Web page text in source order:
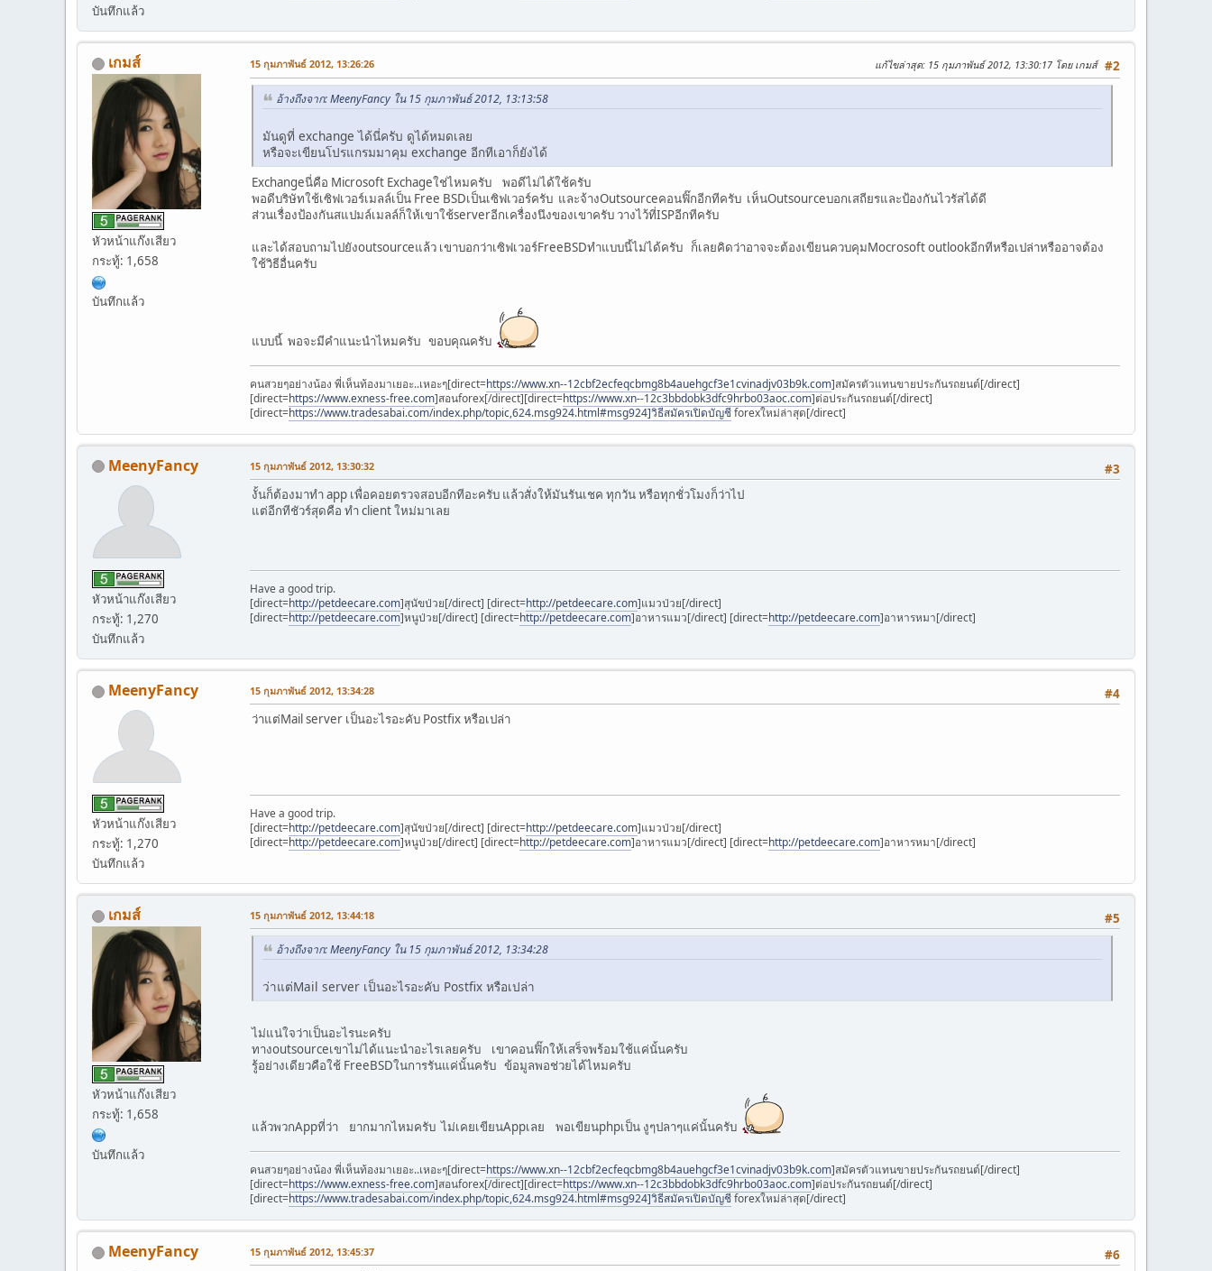
บันทึกแล้ว
เกมส์
หัวหน้าแก๊งเสียว
กระทู้: 1,658
บันทึกแล้ว
#2
15 กุมภาพันธ์ 2012, 13:26:26 แก้ไขล่าสุด: 15 กุมภาพันธ์ 2012, 13:30:17 โดย เกมส์
อ้างถึงจาก: MeenyFancy ใน 15 กุมภาพันธ์ 2012, 13:13:58
มันดูที่ exchange ได้นี่ครับ ดูได้หมดเลย
หรือจะเขียนโปรแกรมมาคุม exchange อีกทีเอาก็ยังได้
Exchangeนี่คือ Microsoft Exchageใช่ไหมครับ พอดีไม่ได้ใช้ครับ
พอดีบริษัทใช้เซิฟเวอร์เมลล์เป็น Free BSDเป็นเซิฟเวอร์ครับ และจ้างOutsourceคอนฟิ๊กอีกทีครับ เห็นOutsourceบอกเสถียรและป้องกันไวรัสได้ดี
ส่วนเรื่องป้องกันสแปมล์เมลล์ก็ให้เขาใช้serverอีกเครื่องนึงของเขาครับ วางไว้ที่ISPอีกทีครับ
และได้สอบถามไปยังoutsourceแล้ว เขาบอกว่าเซิฟเวอร์FreeBSDทำแบบนี้ไม่ได้ครับ ก็เลยคิดว่าอาจจะต้องเขียนควบคุมMocrosoft outlookอีกทีหรือเปล่าหรืออาจต้อง
ใช้วิธีอื่นครับ
แบบนี้ พอจะมีคำแนะนำไหมครับ ขอบคุณครับ
คนสวยๆอย่างน้อง พี่เห็นท้องมาเยอะ..เหอะๆ[direct=https://www.xn--12cbf2ecfeqcbmg8b4auehgcf3e1cvinadjv03b9k.com]สมัครตัวแทนขายประกันรถยนต์[/direct]
[direct=https://www.exness-free.com]สอนforex[/direct][direct=https://www.xn--12c3bbdobk3dfc9hrbo03aoc.com]ต่อประกันรถยนต์[/direct]
[direct=https://www.tradesabai.com/index.php/topic,624.msg924.html#msg924]วิธีสมัครเปิดบัญชีforexใหม่ล่าสุด[/direct]
MeenyFancy
หัวหน้าแก๊งเสียว
กระทู้: 1,270
บันทึกแล้ว
#3
15 กุมภาพันธ์ 2012, 13:30:32
งั้นก็ต้องมาทำ app เพื่อคอยตรวจสอบอีกทีอะครับ แล้วสั่งให้มันรันเชค ทุกวัน หรือทุกชั่วโมงก็ว่าไป
แต่อีกทีชัวร์สุดคือ ทำ client ใหม่มาเลย
Have a good trip.
[direct=http://petdeecare.com]สุนัขป่วย[/direct] [direct=http://petdeecare.com]แมวป่วย[/direct]
[direct=http://petdeecare.com]หนูป่วย[/direct] [direct=http://petdeecare.com]อาหารแมว[/direct] [direct=http://petdeecare.com]อาหารหมา[/direct]
MeenyFancy
หัวหน้าแก๊งเสียว
กระทู้: 1,270
บันทึกแล้ว
#4
15 กุมภาพันธ์ 2012, 13:34:28
ว่าแต่Mail server เป็นอะไรอะคับ Postfix หรือเปล่า
Have a good trip.
[direct=http://petdeecare.com]สุนัขป่วย[/direct] [direct=http://petdeecare.com]แมวป่วย[/direct]
[direct=http://petdeecare.com]หนูป่วย[/direct] [direct=http://petdeecare.com]อาหารแมว[/direct] [direct=http://petdeecare.com]อาหารหมา[/direct]
เกมส์
หัวหน้าแก๊งเสียว
กระทู้: 1,658
บันทึกแล้ว
#5
15 กุมภาพันธ์ 2012, 13:44:18
อ้างถึงจาก: MeenyFancy ใน 15 กุมภาพันธ์ 2012, 13:34:28
ว่าแต่Mail server เป็นอะไรอะคับ Postfix หรือเปล่า
ไม่แน่ใจว่าเป็นอะไรนะครับ
ทางoutsourceเขาไม่ได้แนะนำอะไรเลยครับ เขาคอนฟิ๊กให้เสร็จพร้อมใช้แค่นั้นครับ
รู้อย่างเดียวคือใช้ FreeBSDในการรันแค่นั้นครับ ข้อมูลพอช่วยได้ไหมครับ
แล้วพวกAppที่ว่า ยากมากไหมครับ ไม่เคยเขียนAppเลย พอเขียนphpเป็น งูๆปลาๆแค่นั้นครับ
คนสวยๆอย่างน้อง พี่เห็นท้องมาเยอะ..เหอะๆ[direct=https://www.xn--12cbf2ecfeqcbmg8b4auehgcf3e1cvinadjv03b9k.com]สมัครตัวแทนขายประกันรถยนต์[/direct]
[direct=https://www.exness-free.com]สอนforex[/direct][direct=https://www.xn--12c3bbdobk3dfc9hrbo03aoc.com]ต่อประกันรถยนต์[/direct]
[direct=https://www.tradesabai.com/index.php/topic,624.msg924.html#msg924]วิธีสมัครเปิดบัญชีforexใหม่ล่าสุด[/direct]
MeenyFancy #6
15 กุมภาพันธ์ 2012, 13:45:37